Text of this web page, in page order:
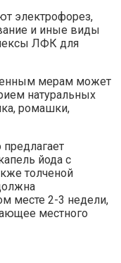
электрофорез,
и иные виды
ЛФК для
мерам может
натуральных
ромашки,
йода с
толченой
месте 2-3 недели,
местного